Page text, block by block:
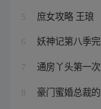
5 庶女攻略 王琅
6 妖神记第八季
7 通房丫头第一
8 豪门蜜婚总裁